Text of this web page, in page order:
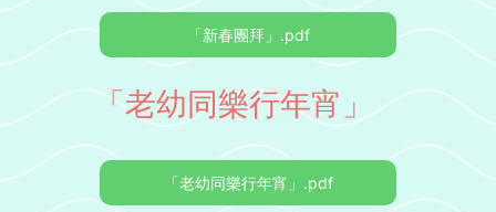
「新春團拜」.pdf
「老幼同樂行年宵」
「老幼同樂行年宵」.pdf